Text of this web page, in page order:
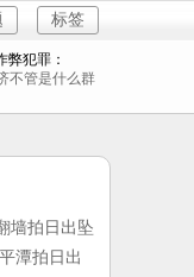
标签
弊犯罪：
不管是什么群
元：
然的惩罚。
墙拍日出坠
潭拍日出